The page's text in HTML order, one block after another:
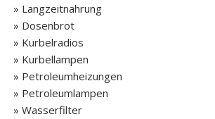
» Langzeitnahrung
» Dosenbrot
» Kurbelradios
» Kurbellampen
» Petroleumheizungen
» Petroleumlampen
» Wasserfilter